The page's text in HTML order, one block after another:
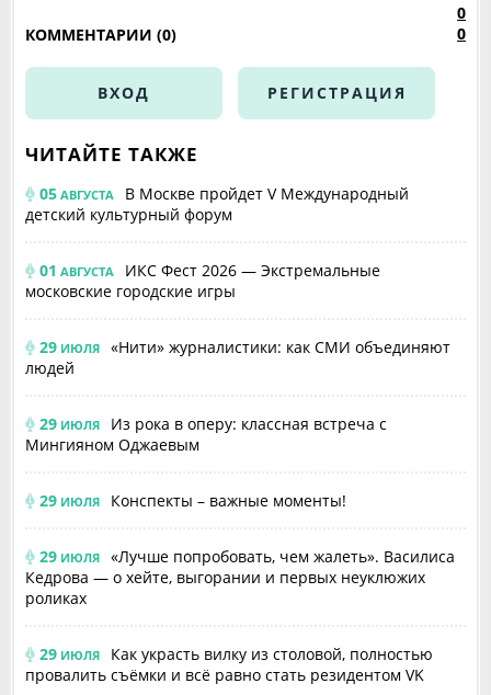
0
0
КОММЕНТАРИИ (0)
ВХОД РЕГИСТРАЦИЯ
ЧИТАЙТЕ ТАКЖЕ
05 АВГУСТА
В Москве пройдет V Международный
детский культурный форум
01 АВГУСТА
ИКС Фест 2026 — Экстремальные
московские городские игры
29 ИЮЛЯ
«Нити» журналистики: как СМИ объединяют
людей
29 ИЮЛЯ
Из рока в оперу: классная встреча с
Мингияном Оджаевым
29 ИЮЛЯ Конспекты – важные моменты!
29 ИЮЛЯ
«Лучше попробовать, чем жалеть». Василиса
Кедрова — о хейте, выгорании и первых неуклюжих
роликах
29 ИЮЛЯ
Как украсть вилку из столовой, полностью
провалить съёмки и всё равно стать резидентом VK